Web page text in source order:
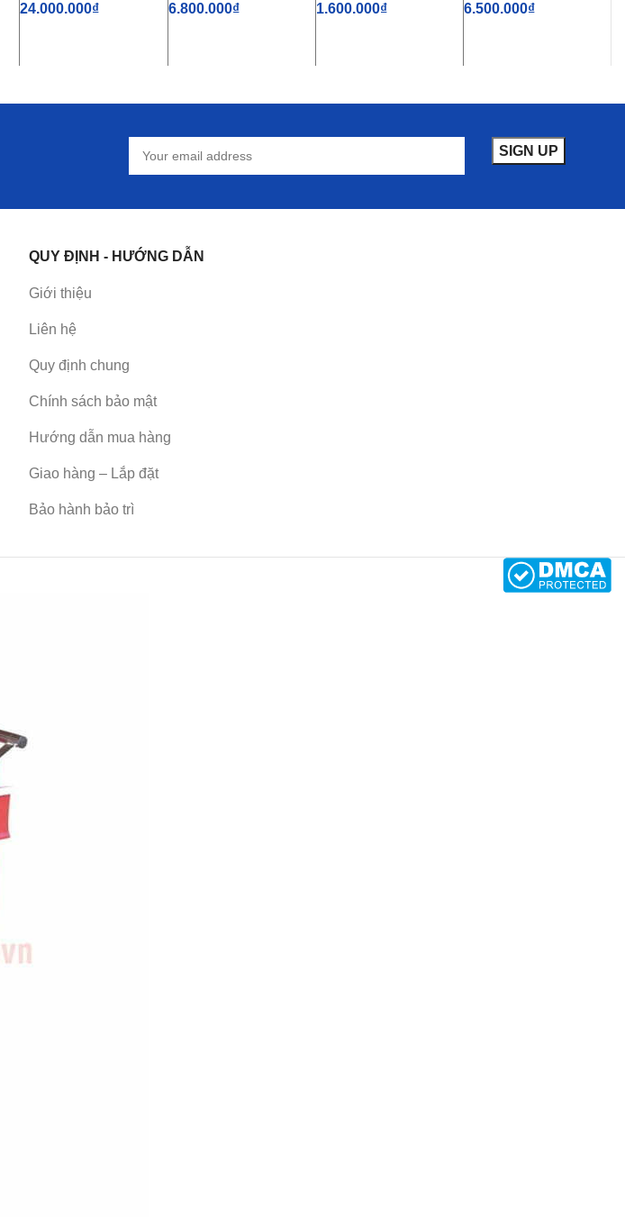
24.000.000₫ 6.800.000₫ 1.600.000₫ 6.500.000₫
QUY ĐỊNH - HƯỚNG DẪN
Giới thiệu
Liên hệ
Quy định chung
Chính sách bảo mật
Hướng dẫn mua hàng
Giao hàng – Lắp đặt
Bảo hành bảo trì